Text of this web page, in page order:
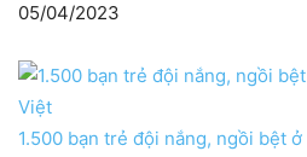
05/04/2023
1.500 bạn trẻ đội nắng, ngồi bệt